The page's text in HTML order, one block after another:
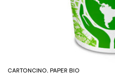
CARTONCINO, PAPER BIO